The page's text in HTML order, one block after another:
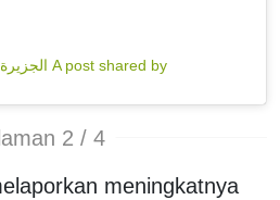
A post shared by الجزيرة (@aljazeera)
2 / 4
meningkatnya